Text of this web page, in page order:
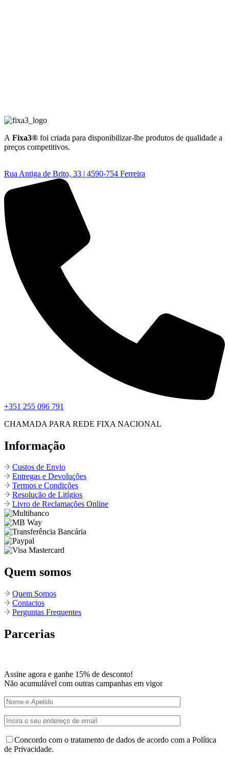
A Fixa3® foi criada para disponibilizar-lhe produtos de qualidade a
preços competitivos.
Rua Antiga de Brito, 33 | 4590-754 Ferreira
+351 255 096 791
CHAMADA PARA REDE FIXA NACIONAL
Informação
Custos de Envio
Entregas e Devoluções
Termos e Condições
Resolução de Litígios
Livro de Reclamações Online
Quem somos
Quem Somos
Contactos
Perguntas Frequentes
Parcerias
Assine agora e ganhe 15% de desconto!
Não acumulável com outras campanhas em vigor
Concordo com o tratamento de dados de acordo com a Política
de Privacidade.